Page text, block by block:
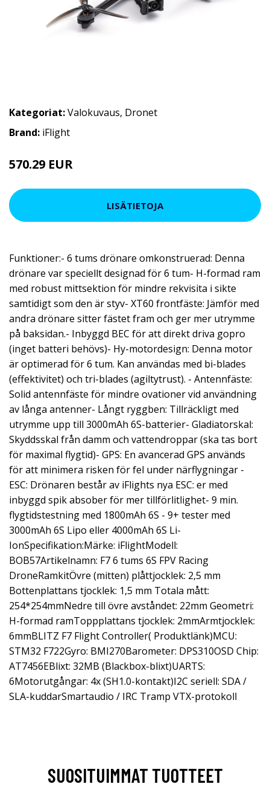
Kategoriat:Valokuvaus, Dronet
Brand: iFlight
570.29 EUR
LISÄTIETOJA
Funktioner:- 6 tums drönare omkonstruerad: Denna
drönare var speciellt designad för 6 tum- H-formad ram
med robust mittsektion för mindre rekvisita i sikte
samtidigt som den är styv- XT60 frontfäste: Jämför med
andra drönare sitter fästet fram och ger mer utrymme
på baksidan.- Inbyggd BEC för att direkt driva gopro
(inget batteri behövs)- Hy-motordesign: Denna motor
är optimerad för 6 tum. Kan användas med bi-blades
(effektivitet) och tri-blades (agiltytrust). - Antennfäste:
Solid antennfäste för mindre ovationer vid användning
av långa antenner- Långt ryggben: Tillräckligt med
utrymme upp till 3000mAh 6S-batterier- Gladiatorskal:
Skyddsskal från damm och vattendroppar (ska tas bort
för maximal flygtid)- GPS: En avancerad GPS används
för att minimera risken för fel under närflygningar -
ESC: Drönaren består av iFlights nya ESC: er med
inbyggd spik absober för mer tillförlitlighet- 9 min.
flygtidstestning med 1800mAh 6S - 9+ tester med
3000mAh 6S Lipo eller 4000mAh 6S Li-
IonSpecifikation:Märke: iFlightModell:
BOB57Artikelnamn: F7 6 tums 6S FPV Racing
DroneRamkitÖvre (mitten) plåttjocklek: 2,5 mm
Bottenplattans tjocklek: 1,5 mm Totala mått:
254*254mmNedre till övre avståndet: 22mm Geometri:
H-formad ramToppplattans tjocklek: 2mmArmtjocklek:
6mmBLITZ F7 Flight Controller( Produktlänk)MCU:
STM32 F722Gyro: BMI270Barometer: DPS310OSD Chip:
AT7456EBlixt: 32MB (Blackbox-blixt)UARTS:
6Motorutgångar: 4x (SH1.0-kontakt)I2C seriell: SDA /
SLA-kuddarSmartaudio / IRC Tramp VTX-protokoll
SUOSITUIMMAT TUOTTEET